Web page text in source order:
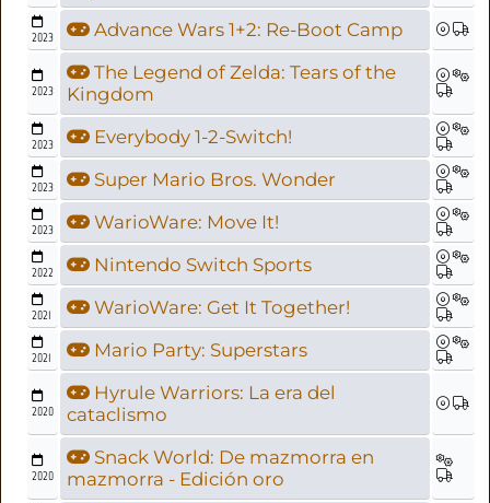
2023 Advance Wars 1+2: Re-Boot Camp
2023
The Legend of Zelda: Tears of the
Kingdom
2023 Everybody 1-2-Switch!
2023 Super Mario Bros. Wonder
2023 WarioWare: Move It!
2022 Nintendo Switch Sports
2021 WarioWare: Get It Together!
2021 Mario Party: Superstars
2020
Hyrule Warriors: La era del
cataclismo
2020
Snack World: De mazmorra en
mazmorra - Edición oro